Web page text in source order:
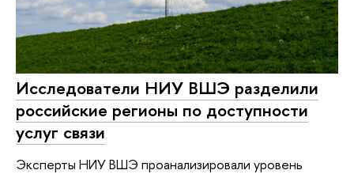
Исследователи НИУ ВШЭ разделили
российские регионы по доступности
услуг связи
Эксперты НИУ ВШЭ проанализировали уровень